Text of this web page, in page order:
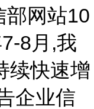
部网站10
8月,我
续快速增
企业信